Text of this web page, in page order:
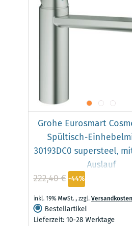
Grohe Eurosmart
Spültisch-
30193DC0 supersteel,
Auslauf
222,40 € -44%
inkl. 19% MwSt.,zzgl.Versandkosten
Bestellartikel
Lieferzeit: 10-28 Werktage